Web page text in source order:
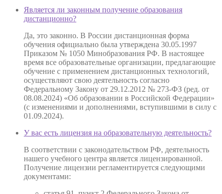
Является ли законным получение образования
дистанционно?
Да, это законно. В России дистанционная форма
обучения официально была утверждена 30.05.1997
Приказом № 1050 Минобразования РФ. В настоящее
время все образовательные организации, предлагающие
обучение с применением дистанционных технологий,
осуществляют свою деятельность согласно
Федеральному Закону от 29.12.2012 № 273-ФЗ (ред. от
08.08.2024) «Об образовании в Российской Федерации»
(с изменениями и дополнениями, вступившими в силу с
01.09.2024).
У вас есть лицензия на образовательную деятельность?
В соответствии с законодательством РФ, деятельность
нашего учебного центра является лицензированной.
Получение лицензии регламентируется следующими
документами: